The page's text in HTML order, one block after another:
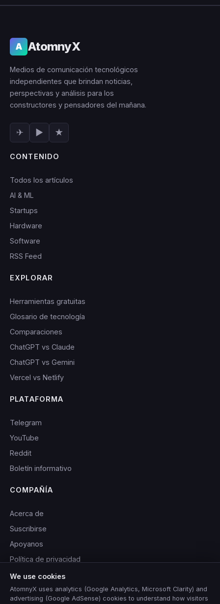
A AtomnyX
Medios de comunicación tecnológicos
independientes que brindan noticias,
perspectivas y análisis para los
constructores y pensadores del mañana.
✈ ▶ ★
CONTENIDO
Todos los artículos
AI & ML
Startups
Hardware
Software
RSS Feed
EXPLORAR
Herramientas gratuitas
Glosario de tecnología
Comparaciones
ChatGPT vs Claude
ChatGPT vs Gemini
Vercel vs Netlify
PLATAFORMA
Telegram
YouTube
Reddit
Boletín informativo
COMPAÑÍA
Acerca de
Suscribirse
Apoyanos
Política de privacidad
Términos de servicio
We use cookies
AtomnyX uses analytics (Google Analytics, Microsoft Clarity) and
advertising (Google AdSense) cookies to understand how visitors